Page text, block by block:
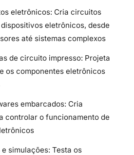
eletrônicos: Cria circuitos
eletrônicos, desde
até sistemas complexos
de circuito impresso: Projeta
os componentes eletrônicos
embarcados: Cria
controlar o funcionamento de
simulações: Testa os